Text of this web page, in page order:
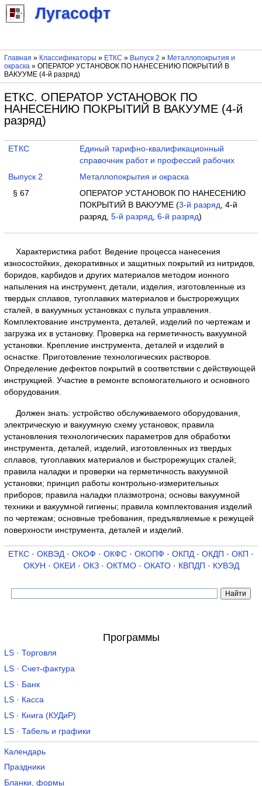
Лугасофт
Главная » Классификаторы » ЕТКС » Выпуск 2 » Металлопокрытия и
окраска» ОПЕРАТОР УСТАНОВОК ПО НАНЕСЕНИЮ ПОКРЫТИЙ В
ВАКУУМЕ (4-й разряд)
ЕТКС. ОПЕРАТОР УСТАНОВОК ПО
НАНЕСЕНИЮ ПОКРЫТИЙ В ВАКУУМЕ (4-й
разряд)
ЕТКС
Единый тарифно-квалификационный
справочник работ и профессий рабочих
Выпуск 2
Металлопокрытия и окраска
§ 67
ОПЕРАТОР УСТАНОВОК ПО НАНЕСЕНИЮ
ПОКРЫТИЙ В ВАКУУМЕ (3-й разряд , 4-й
разряд, 5-й разряд 6-й разряд)
Характеристика работ. Ведение процесса нанесения
износостойких, декоративных и защитных покрытий из нитридов,
боридов, карбидов и других материалов методом ионного
напыления на инструмент, детали, изделия, изготовленные из
твердых сплавов, тугоплавких материалов и быстрорежущих
сталей, в вакуумных установках с пульта управления.
Комплектование инструмента, деталей, изделий по чертежам и
загрузка их в установку. Проверка на герметичность вакуумной
установки. Крепление инструмента, деталей и изделий в
оснастке. Приготовление технологических растворов.
Определение дефектов покрытий в соответствии с действующей
инструкцией. Участие в ремонте вспомогательного и основного
оборудования.
Должен знать: устройство обслуживаемого оборудования,
электрическую и вакуумную схему установок; правила
установления технологических параметров для обработки
инструмента, деталей, изделий, изготовленных из твердых
сплавов, тугоплавких материалов и быстрорежущих сталей;
правила наладки и проверки на герметичность вакуумной
установки; принцип работы контрольно-измерительных
приборов; правила наладки плазмотрона; основы вакуумной
техники и вакуумной гигиены; правила комплектования изделий
по чертежам; основные требования, предъявляемые к режущей
поверхности инструмента, деталей и изделий.
ЕТКС · ОКВЭД· ОКОФ · ОКФС · ОКОПФ · ОКПД· ОКДП · ОКП ·
ОКУН · ОКЕИ · ОКЗ· ОКТМО· ОКАТО· КВПДП · КУВЭД
Программы
LS · Торговля
LS · Счет-фактура
LS · Банк
LS · Касса
LS · Книга (КУДиР)
LS · Табель и графики
Календарь
Праздники
Бланки, формы